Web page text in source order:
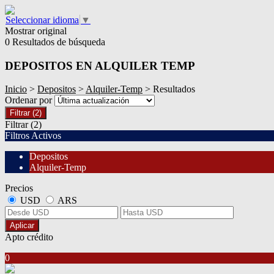
Seleccionar idioma ▼
Mostrar original
0 Resultados de búsqueda
DEPOSITOS EN ALQUILER TEMP
Inicio > Depositos >Alquiler-Temp > Resultados
Ordenar por
Filtrar (2)
Filtrar (2)
Filtros Activos
Depositos
Alquiler-Temp
Precios
USD
ARS
Aplicar
Apto crédito
0